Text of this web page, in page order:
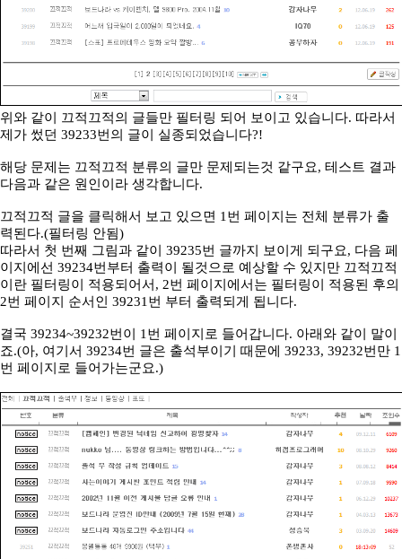
위와 같이 끄적끄적의 글들만 필터링 되어 보이고 있습니다. 따라서
제가 썼던 39233번의 글이 실종되었습니다?!
해당 문제는 끄적끄적 분류의 글만 문제되는것 같구요, 테스트 결과
다음과 같은 원인이라 생각합니다.
끄적끄적 글을 클릭해서 보고 있으면 1번 페이지는 전체 분류가 출
력된다.(필터링 안됨)
따라서 첫 번째 그림과 같이 39235번 글까지 보이게 되구요, 다음 페
이지에선 39234번부터 출력이 될것으로 예상할 수 있지만 끄적끄적
이란 필터링이 적용되어서, 2번 페이지에서는 필터링이 적용된 후의
2번 페이지 순서인 39231번 부터 출력되게 됩니다.
결국 39234~39232번이 1번 페이지로 들어갑니다. 아래와 같이 말이
죠.(아, 여기서 39234번 글은 출석부이기 때문에 39233, 39232번만 1
번 페이지로 들어가는군요.)